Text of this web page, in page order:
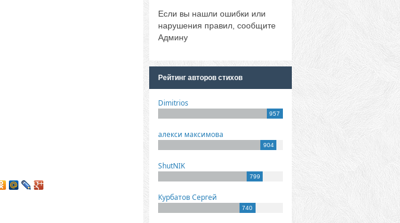
Если вы нашли ошибки или
нарушения правил, сообщите
Админу
Рейтинг авторов стихов
Dimitrios
957
алекси максимова
904
ShutNIK
799
Курбатов Сергей
740